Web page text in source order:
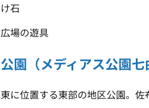
石
場の遊具
園（メディアス公園七
に位置する東部の地区公園。佐